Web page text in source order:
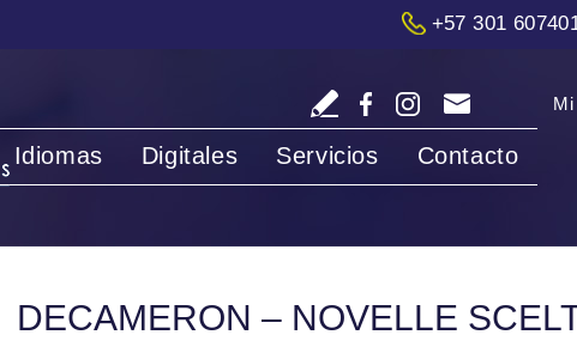
+57 301
Idiomas Digitales Servicios Contacto
DECAMERON – NOVELLE